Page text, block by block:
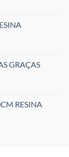
GRAÇAS
RESINA